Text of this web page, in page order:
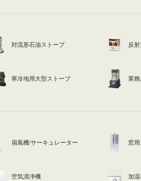
対流形石油ストーブ 反
寒冷地用大型ストーブ 業
扇風機/サーキュレーター 窓
空気清浄機 加